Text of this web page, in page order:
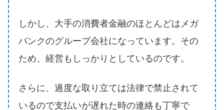
年収が低い＆他社借入があると
を分析
みずほ銀行カードローンの問い
しかし、大手の消費者金融のほとんどはメガ
バンクのグループ会社になっています。その
ため、経営もしっかりとしているのです。
さらに、過度な取り立ては法律で禁止されて
いるので支払いが遅れた時の連絡も丁寧で